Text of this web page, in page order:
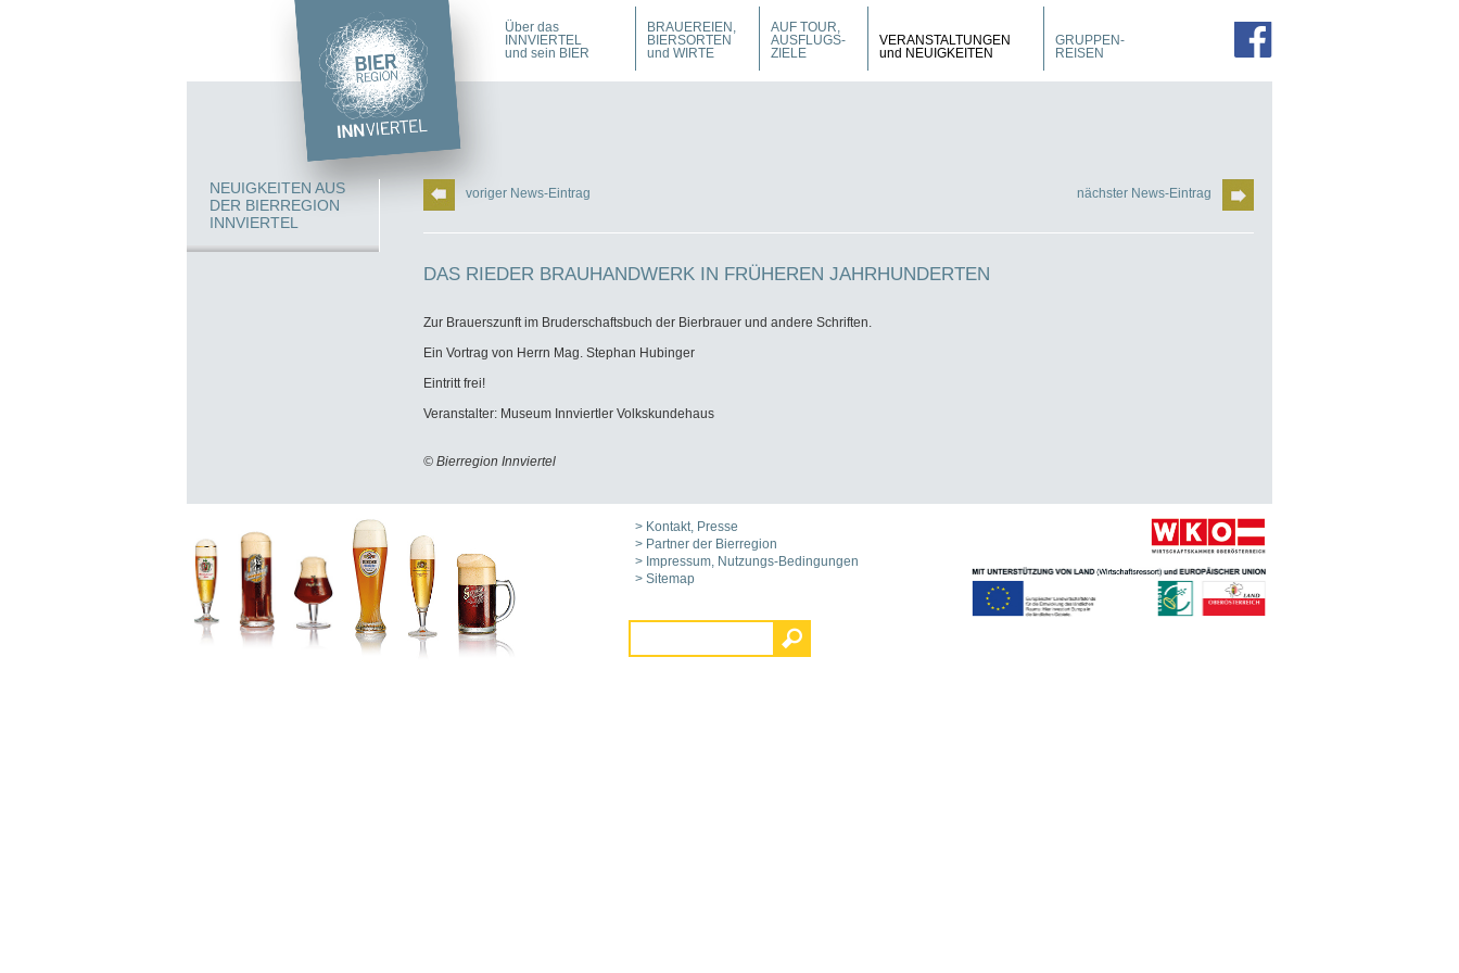
Über das
INNVIERTEL
und sein BIER
BRAUEREIEN,
BIERSORTEN
und WIRTE
AUF TOUR,
AUSFLUGS-
ZIELE
VERANSTALTUNGEN
und NEUIGKEITEN
GRUPPEN-
REISEN
PROSPEKTE
FÜHRUNGEN
NEUIGKEITEN AUS
DER BIERREGION
INNVIERTEL
voriger News-Eintrag nächster News-Eintrag
DAS RIEDER BRAUHANDWERK IN FRÜHEREN JAHRHUNDERTEN
Zur Brauerszunft im Bruderschaftsbuch der Bierbrauer und andere Schriften.
Ein Vortrag von Herrn Mag. Stephan Hubinger
Eintritt frei!
Veranstalter: Museum Innviertler Volkskundehaus
© Bierregion Innviertel
> Kontakt, Presse
> Partner der Bierregion
> Impressum, Nutzungs-Bedingungen
> Sitemap